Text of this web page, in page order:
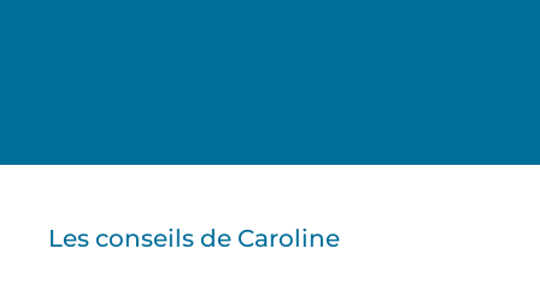
Les conseils de Caroline